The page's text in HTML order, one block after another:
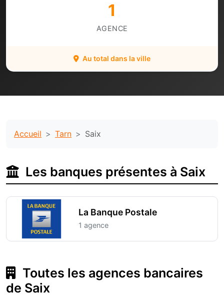
1
AGENCE
Au total dans la ville
Accueil Tarn Saix
Les banques présentes à Saix
La Banque Postale
1 agence
Toutes les agences bancaires
de Saix